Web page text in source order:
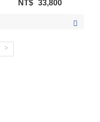
NT$ 33,800
>